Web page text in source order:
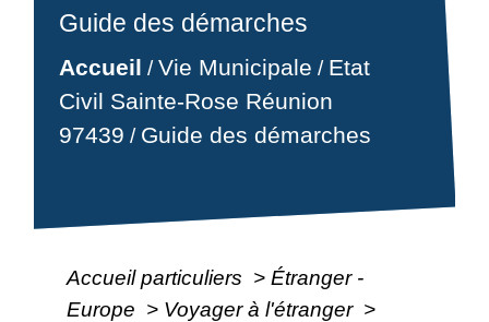
Guide des démarches
Accueil /Vie Municipale / Etat
Civil Sainte-Rose Réunion
97439 / Guide des démarches
Accueil particuliers > Étranger -
Europe > Voyager à l'étranger >